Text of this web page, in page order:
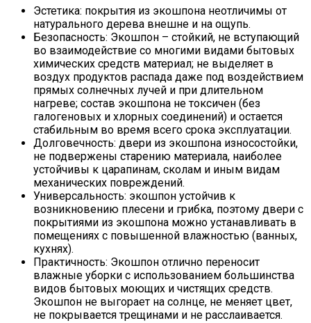
Эстетика: покрытия из экошпона неотличимы от
натурального дерева внешне и на ощупь.
Безопасность: Экошпон – стойкий, не вступающий
во взаимодействие со многими видами бытовых
химических средств материал; не выделяет в
воздух продуктов распада даже под воздействием
прямых солнечных лучей и при длительном
нагреве; состав экошпона не токсичен (без
галогеновых и хлорных соединений) и остается
стабильным во время всего срока эксплуатации.
Долговечность: двери из экошпона износостойки,
не подвержены старению материала, наиболее
устойчивы к царапинам, сколам и иным видам
механических повреждений.
Универсальность: экошпон устойчив к
возникновению плесени и грибка, поэтому двери с
покрытиями из экошпона можно устанавливать в
помещениях с повышенной влажностью (ванных,
кухнях).
Практичность: Экошпон отлично переносит
влажные уборки с использованием большинства
видов бытовых моющих и чистящих средств.
Экошпон не выгорает на солнце, не меняет цвет,
не покрывается трещинами и не расслаивается.